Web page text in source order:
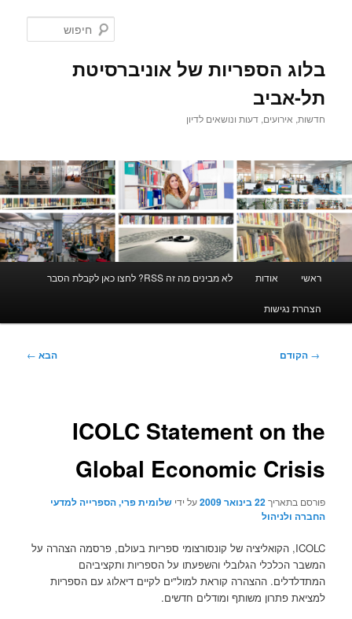
בלוג הספריות של אוניברסיטת
תל-אביב
חדשות, אירועים, דעות ונושאים לדיון
ראשי אודות לא מבינים מה זה RSS? לחצו כאן לקבלת הסבר
הצהרת נגישות
ניווט
→ הקודם הבא ←
ICOLC Statement on the
Global Economic Crisis
פורסם בתאריך22 בינואר 2009 על ידישלומית פרי, הספרייה למדעי
החברה ולניהול
ICOLC, הקואליציה של קונסורצומי ספריות בעולם, פרסמה הצהרה על
המשבר הכלכלי הגלובלי והשפעתו על הספריות ותקציביהם
המתדלדלים. ההצהרה קוראת למול"ים לקיים דיאלוג עם הספריות
למציאת פתרון משותף ומודלים חדשים.